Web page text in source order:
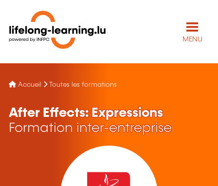
MENU
Accueil Toutes les formations
After Effects: Expressions
Formation inter-entreprise